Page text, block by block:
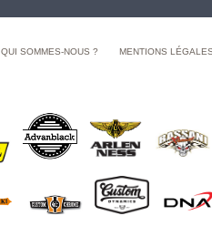
QUI SOMMES-NOUS ? MENTIONS